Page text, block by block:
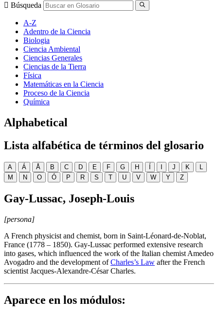
Búsqueda
A-Z
Adentro de la Ciencia
Biologia
Ciencia Ambiental
Ciencias Generales
Ciencias de la Tierra
Física
Matemáticas en la Ciencia
Proceso de la Ciencia
Química
Alphabetical
Lista alfabética de términos del glosario
A Á Å B C D E F G H Í I J K
L
M
N O Ó P R S T U V W Y Z
Gay-Lussac, Joseph-Louis
[persona]
A French physicist and chemist, born in Saint-Léonard-de-Noblat,
France (1778 – 1850). Gay-Lussac performed extensive research
into gases, which influenced the work of the Italian chemist Amedeo
Avogadro and the development ofCharles’s Law after the French
scientist Jacques-Alexandre-César Charles.
Aparece en los módulos: